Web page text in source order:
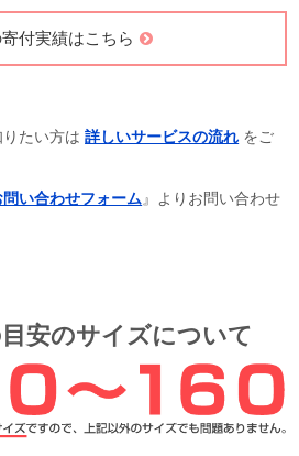
付実績はこちら
りたい方は詳しいサービスの流れ をご
問い合わせフォーム 』よりお問い合わせ
安のサイズについて